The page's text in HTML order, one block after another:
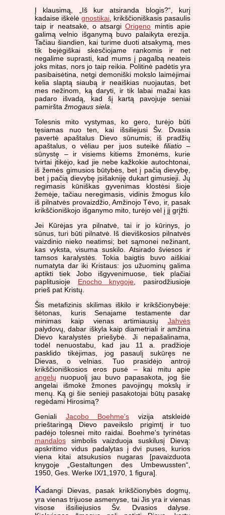
Į klausimą, „Iš kur atsiranda blogis?“, kurį
kadaise iškėlė gnostikai, krikščioniškasis pasaulis
taip ir neatsakė, o atsargiOrigeno mintis apie
galimą velnio išganymą buvo palaikyta erezija.
Tačiau šiandien, kai turime duoti atsakymą, mes
tik bejėgiškai skėsčiojame rankomis ir net
negalime suprasti, kad mums į pagalbą neateis
joks mitas, nors jo taip reikia. Politinė padėtis yra
pasibaisėtina, netgi demoniški mokslo laimėjimai
kelia slaptą siaubą ir neaiškias nuojautas, bet
mes nežinom, ką daryti, ir tik labai mažai kas
padaro išvadą, kad šį kartą pavojuje seniai
pamiršta žmogaus siela.
Tolesnis mito vystymas, ko gero, turėjo būti
tęsiamas nuo ten, kai išsiliejusi Šv. Dvasia
pavertė apaštalus Dievo sūnumis; iš pradžių
apaštalus, o vėliau per juos suteikė filiatio–
sūnystę – ir visiems kitiems žmonėms, kurie
tvirtai įtikėjo, kad jie nebe kažkokie autochtonai,
iš žemės gimusios būtybės, bet į pačią dievybę,
bet į pačią dievybę įsišakniję dukart gimusieji. Jų
regimasis kūniškas gyvenimas klostėsi šioje
žemėje, tačiau neregimasis, vidinis žmogus kilo
iš pilnatvės provaizdžio, Amžinojo Tėvo, ir, pasak
krikščioniškojo išganymo mito, turėjo vėl į jį grįžti.
Jei Kūrėjas yra pilnatvė, tai ir jo kūrinys, jo
sūnus, turi būti pilnatvė. Iš dieviškosios pilnatvės
vaizdinio nieko neatimsi; bet sąmonei nežinant,
kas vyksta, visuma suskilo. Atsirado šviesos ir
tamsos karalystės. Tokia baigtis buvo aiškiai
numatyta dar iki Kristaus: jos užuominų galima
aptikti tiek Jobo išgyvenimuose, tiek plačiai
paplitusioje Enocho knygoje, pasirodžiusioje
prieš pat Kristų.
Šis metafizinis skilimas iškilo ir krikščionybėje:
šėtonas, kuris Senajame testamente dar
minimas kaip vienas artimiausių Jahvės
palydovų, dabar iškyla kaip diametriali ir amžina
Dievo karalystės priešybė. Ji nepašalinama,
todėl nenuostabu, kad jau 11 a. pradžioje
pasklido tikėjimas, jog pasaulį sukūręs ne
Dievas, o velnias. Tuo prasidėjo antroji
krikščioniškosios eros pusė – kai mitu apie
angelų nuopuolį jau buvo papasakota, jog šie
angelai išmokė žmones pavojingų mokslų ir
menų. Ką gi šie senieji pasakotojai būtų pasakę
regėdami Hirosimą?
Geniali Jacobo Boehme's vizija atskleidė
prieštaringą Dievo paveikslo prigimtį ir tuo
padėjo tolesnei mito raidai. Boehme's tyrinėtas
mandalos simbolis vaizduoja suskilusį Dievą:
apskritimo vidus padalytas į dvi puses, kurios
viena kitai atsukusios nugaras [pavaizduota
knygoje „Gestaltungen des Umbewussten“,
1950, Ges. Werke IX/1,1970, 1 figura].
Kadangi Dievas, pasak krikščionybės dogmų,
yra vienas trijuose asmenyse, tai Jis yra ir vienas
visose išsiliejusios Šv. Dvasios dalyse.